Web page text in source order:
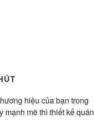
hiệu của bạn trong
mạnh mẽ thì thiết kế quán